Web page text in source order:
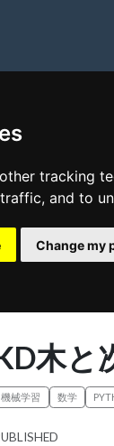
tracking
and to
Change my
木と
機械学習 数学